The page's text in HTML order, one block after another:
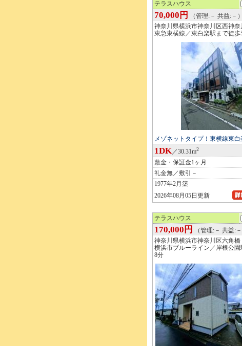
テラスハウス
70,000円
（管理:－ 共益:－）
神奈川県横浜市神奈川区西神奈
東急東横線／東白楽駅まで徒歩
メゾネットタイプ！東横線東
1DK／30.31m2
敷金・保証金1ヶ月
礼金無／敷引－
1977年2月築
2026年08月05日更新
テラスハウス
170,000円
（管理:－ 共益:－
神奈川県横浜市神奈川区六角橋
横浜市ブルーライン／岸根公
8分